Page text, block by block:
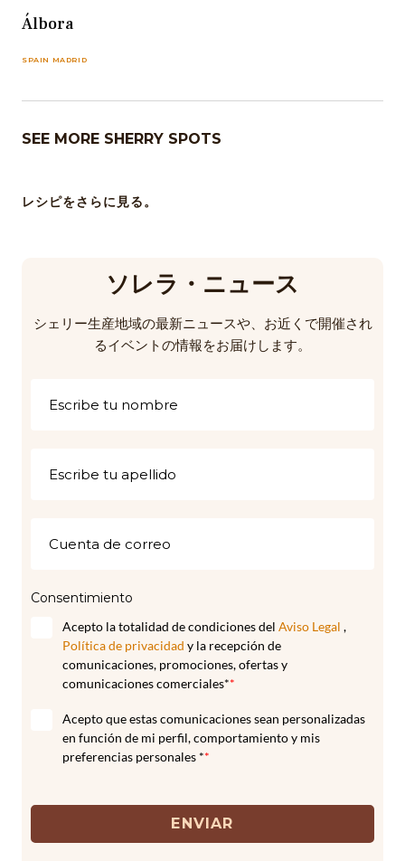
Álbora
SPAIN MADRID
SEE MORE SHERRY SPOTS
レシピをさらに見る。
ソレラ・ニュース
シェリー生産地域の最新ニュースや、お近くで開催され
るイベントの情報をお届けします。
Consentimiento
Acepto la totalidad de condiciones del Aviso Legal ,
Política de privacidad y la recepción de
comunicaciones, promociones, ofertas y
comunicaciones comerciales**
Acepto que estas comunicaciones sean personalizadas
en función de mi perfil, comportamiento y mis
preferencias personales **
ENVIAR